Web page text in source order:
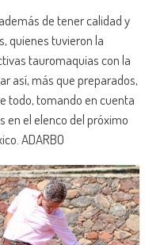
de tener calidad y
quienes tuvieron la
tauromaquias con la
así, más que preparados,
todo, tomando en cuenta
en el elenco del próximo
ADARBO